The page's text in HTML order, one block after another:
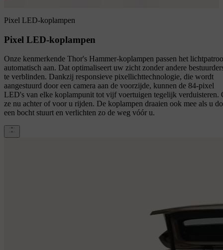
Pixel LED-koplampen
Pixel LED-koplampen
Onze kenmerkende Thor's Hammer-koplampen passen het
automatisch aan. Dat optimaliseert uw zicht zonder andere
te verblinden. Dankzij responsieve pixellichttechnologie, die wordt
aangestuurd door een camera aan de voorzijde, kunnen de 84-pixel
LED's van elke koplampunit tot vijf voertuigen tegelijk verduisteren.
ze nu achter of voor u rijden. De koplampen draaien ook mee als u
een bocht stuurt en verlichten zo de weg vóór u.